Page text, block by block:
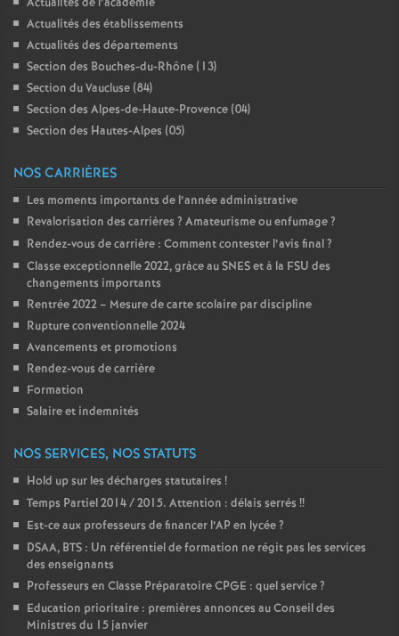
Actualités des établissements
Actualités des départements
Section des Bouches-du-Rhône (13)
Section du Vaucluse (84)
Section des Alpes-de-Haute-Provence (04)
Section des Hautes-Alpes (05)
NOS CARRIÈRES
Les moments importants de l’année administrative
Revalorisation des carrières ? Amateurisme ou enfumage?
Rendez-vous de carrière : Comment contester l’avis final?
Classe exceptionnelle 2022, gràce au SNES et à la FSU des
changements importants
Rentrée 2022 – Mesure de carte scolaire par discipline
Rupture conventionnelle 2024
Avancements et promotions
Rendez-vous de carrière
Formation
Salaire et indemnités
NOS SERVICES, NOS STATUTS
Hold up sur les décharges statutaires !
Temps Partiel 2014 / 2015. Attention : délais serrés !!
Est-ce aux professeurs de financer l’AP en lycée?
DSAA, BTS : Un référentiel de formation ne régit pas les services
des enseignants
Professeurs en Classe Préparatoire CPGE : quel service?
Education prioritaire : premières annonces au Conseil des
Ministres du 15 janvier